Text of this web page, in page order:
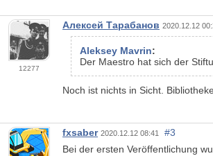
12277
Алексей Тарабанов 2020.12.12
Aleksey Mavrin:
Der Maestro hat sich der
Noch ist nichts in Sicht.
fxsaber 2020.12.12 08:41
#3
Bei der ersten Veröffentlichung